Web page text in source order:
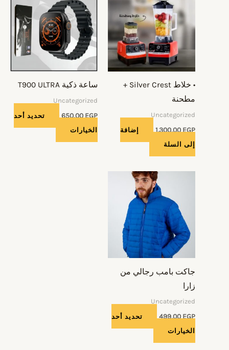
• خلاط Silver Crest +
مطحنة
Uncategorized
1.300,00EGP
إضافة
إلى السلة
ساعة ذكية T900 ULTRA
Uncategorized
650,00EGP
تحديد أحد
الخيارات
العديد
من
الأشكال
المختلفة
لهذا
اختيار
الخيارات
جاكت بامب رجالي من
زارا
Uncategorized
499,00EGP
تحديد أحد
الخيارات
هناك
العديد
من
الأشكال
المختلفة
لهذا
يمكن
الخيارات
على